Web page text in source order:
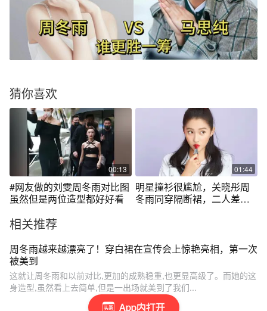
App内打开
猜你喜欢
00:13
#网友做的刘雯周冬雨对比图
虽然但是两位造型都好好看
01:44
明星撞衫很尴尬，关晓彤周
冬雨同穿隔断裙，二人差距
相关推荐
周冬雨越来越漂亮了！穿白裙在宣传会上惊艳亮相，第一次
被美到
这就让周冬雨和以前对比,更加的成熟稳重,也更显高级了。而她的这
身造型,虽然看上去简单,但是一出场就美到了我们...